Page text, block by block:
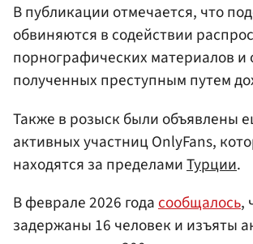
В публикации отмечается, что
обвиняются в содействии
порнографических материалов
полученных преступным путем
Также в розыск были объявлены
активных участниц OnlyFans,
находятся за пределамиТурции.
В феврале 2026 годасообщалось,
задержаны 16 человек и изъяты